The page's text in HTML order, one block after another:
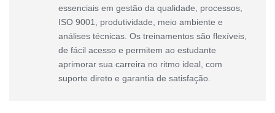
essenciais em gestão da qualidade, processos,
ISO 9001, produtividade, meio ambiente e
análises técnicas. Os treinamentos são flexíveis,
de fácil acesso e permitem ao estudante
aprimorar sua carreira no ritmo ideal, com
suporte direto e garantia de satisfação.